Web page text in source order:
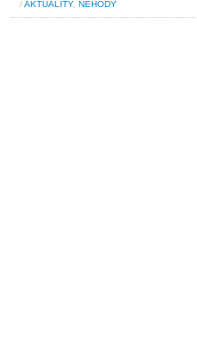
/AKTUALITY, NEHODY